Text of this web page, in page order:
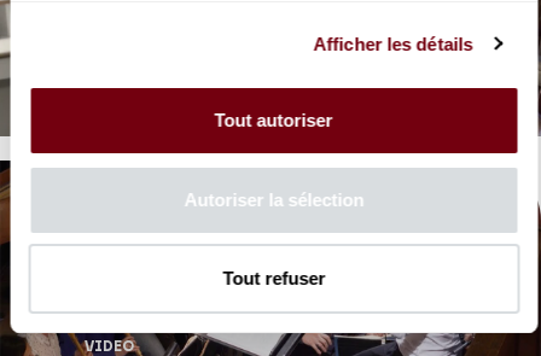
Afficher les détails
Tout autoriser
Autoriser la sélection
Tout refuser
Mozart
VIDEO